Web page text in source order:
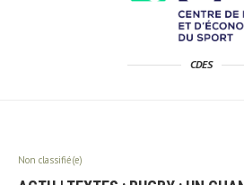
CDES
Non classifié(e)